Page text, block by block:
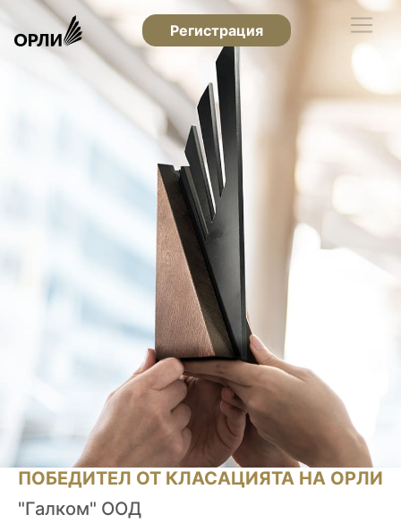
Регистрация
ПОБЕДИТЕЛ ОТ КЛАСАЦИЯТА НА ОРЛИ
"Галком" ООД